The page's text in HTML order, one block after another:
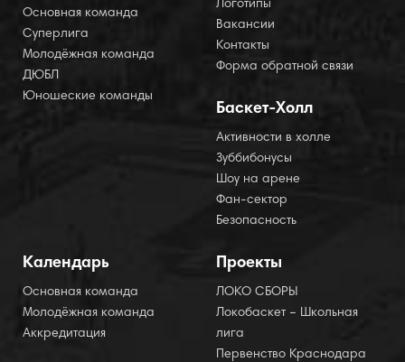
Основная команда
Суперлига
Молодёжная команда
ДЮБЛ
Юношеские команды
Логотипы
Вакансии
Контакты
Форма обратной связи
Баскет-Холл
Активности в холле
Зуббибонусы
Шоу на арене
Фан-сектор
Безопасность
Календарь
Основная команда
Молодёжная команда
Аккредитация
Проекты
ЛОКО СБОРЫ
Локобаскет – Школьная
лига
Первенство Краснодара